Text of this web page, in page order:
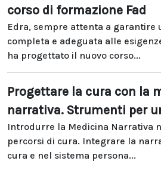
corso di formazione Fad
Edra, sempre attenta a garantire
completa e adeguata alle
ha progettato il nuovo corso...
Progettare la cura con la
narrativa. Strumenti per
Introdurre la Medicina Narrativa
percorsi di cura. Integrare la
cura e nel sistema persona...